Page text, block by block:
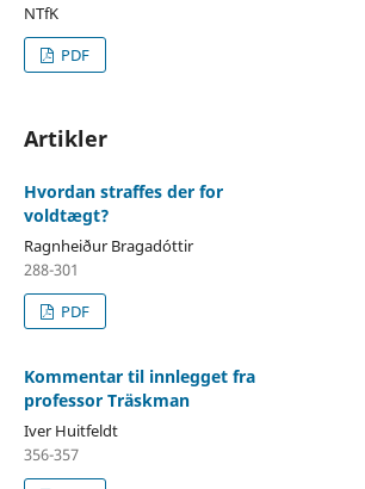
NTfK
PDF
Artikler
Hvordan straffes der for
voldtægt?
Ragnheiður Bragadóttir
288-301
PDF
Kommentar til innlegget fra
professor Träskman
Iver Huitfeldt
356-357